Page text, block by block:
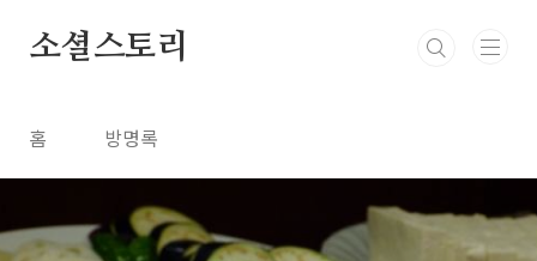
소셜스토리
홈 방명록